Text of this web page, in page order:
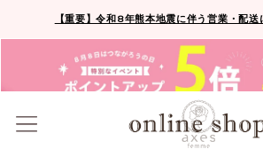
【重要】令和8年熊本地震に伴う営業・配